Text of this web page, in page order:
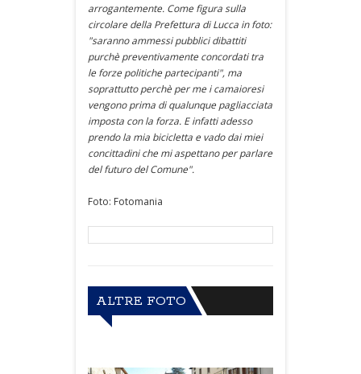
arrogantemente. Come figura sulla
circolare della Prefettura di Lucca in foto:
"saranno ammessi pubblici dibattiti
purchè preventivamente concordati tra
le forze politiche partecipanti", ma
soprattutto perchè per me i camaioresi
vengono prima di qualunque pagliacciata
imposta con la forza. E infatti adesso
prendo la mia bicicletta e vado dai miei
concittadini che mi aspettano per parlare
del futuro del Comune".
Foto: Fotomania
ALTRE FOTO